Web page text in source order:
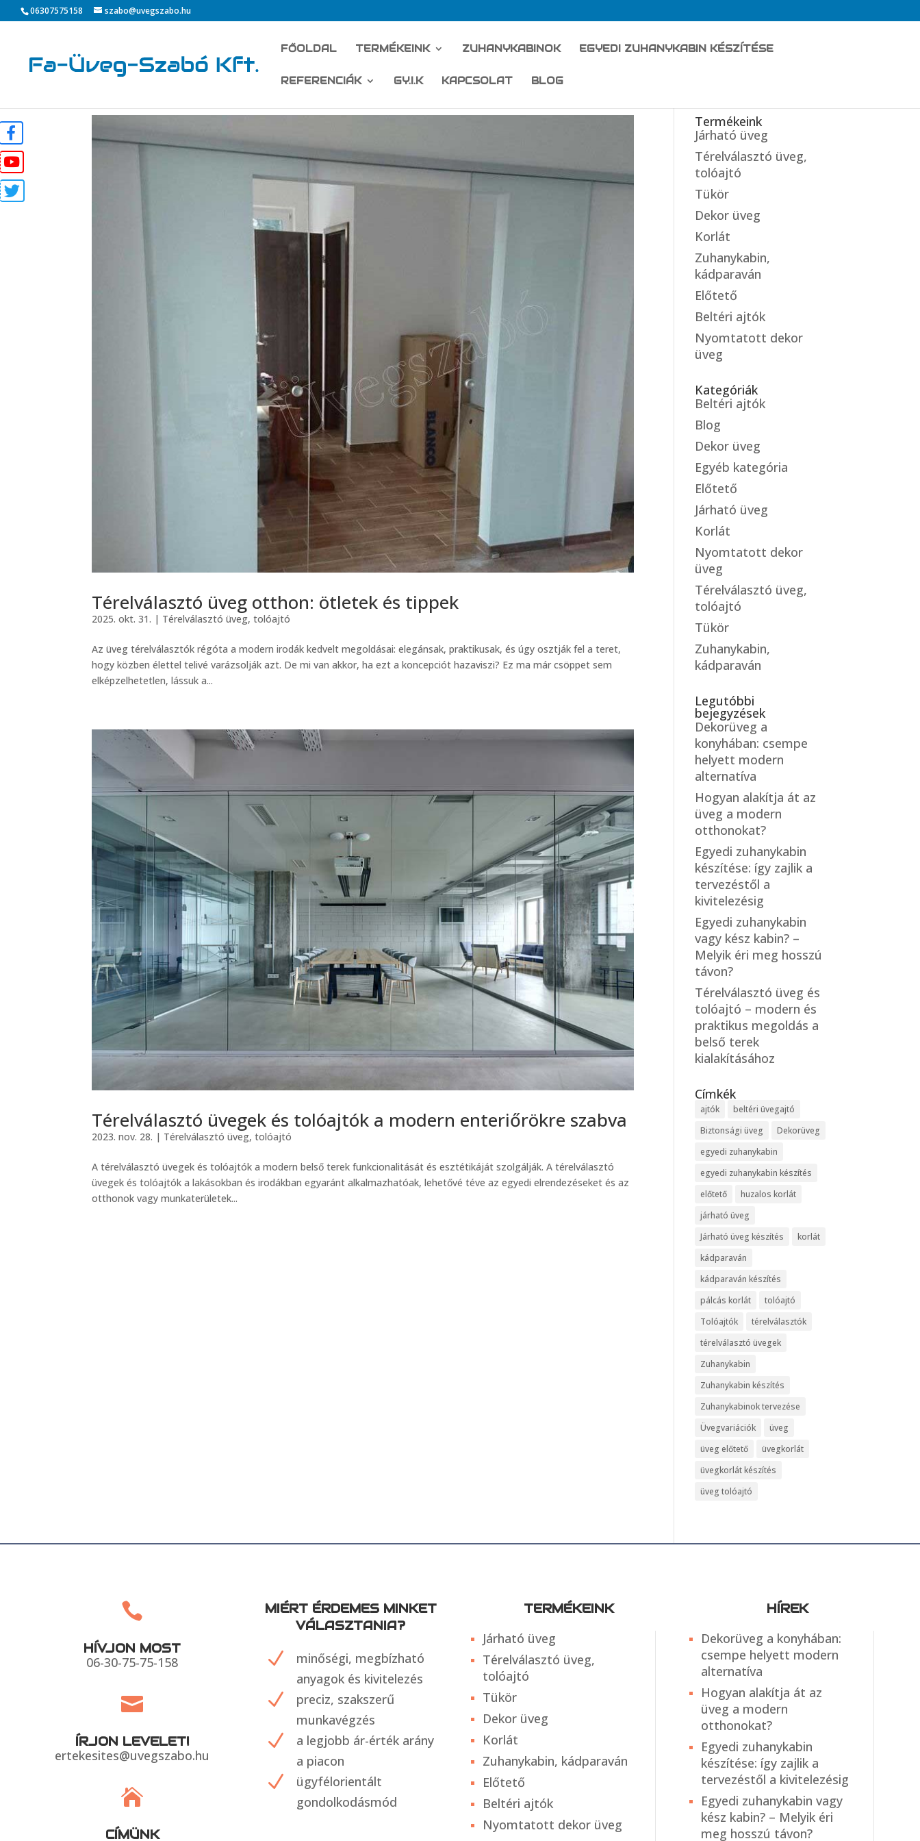
06307575158 szabo@uvegszabo.hu
FŐOLDAL TERMÉKEINK ZUHANYKABINOK EGYEDI ZUHANYKABIN KÉSZÍTÉSE
REFERENCIÁK GY.I.K KAPCSOLAT BLOG
Térelválasztó üveg otthon: ötletek és tippek
2025. okt. 31. | Térelválasztó üveg, tolóajtó
Az üveg térelválasztók régóta a modern irodák kedvelt megoldásai: elegánsak, praktikusak, és úgy osztják fel a teret,
hogy közben élettel telivé varázsolják azt. De mi van akkor, ha ezt a koncepciót hazaviszi? Ez ma már csöppet sem
elképzelhetetlen, lássuk a...
Térelválasztó üvegek és tolóajtók a modern enteriőrökre szabva
2023. nov. 28. | Térelválasztó üveg, tolóajtó
A térelválasztó üvegek és tolóajtók a modern belső terek funkcionalitását és esztétikáját szolgálják. A térelválasztó
üvegek és tolóajtók a lakásokban és irodákban egyaránt alkalmazhatóak, lehetővé téve az egyedi elrendezéseket és az
otthonok vagy munkaterületek...
Termékeink
Járható üveg
Térelválasztó üveg,
tolóajtó
Tükör
Dekor üveg
Korlát
Zuhanykabin,
kádparaván
Előtető
Beltéri ajtók
Nyomtatott dekor
üveg
Kategóriák
Beltéri ajtók
Blog
Dekor üveg
Egyéb kategória
Előtető
Járható üveg
Korlát
Nyomtatott dekor
üveg
Térelválasztó üveg,
tolóajtó
Tükör
Zuhanykabin,
kádparaván
Legutóbbi
bejegyzések
Dekorüveg a
konyhában: csempe
helyett modern
alternatíva
Hogyan alakítja át az
üveg a modern
otthonokat?
Egyedi zuhanykabin
készítése: így zajlik a
tervezéstől a
kivitelezésig
Egyedi zuhanykabin
vagy kész kabin? –
Melyik éri meg hosszú
távon?
Térelválasztó üveg és
tolóajtó – modern és
praktikus megoldás a
belső terek
kialakításához
Címkék
ajtók
beltéri üvegajtó
Biztonsági üveg
Dekorüveg
egyedi zuhanykabin
egyedi zuhanykabin készítés
előtető
huzalos korlát
járható üveg
Járható üveg készítés
korlát
kádparaván
kádparaván készítés
pálcás korlát
tolóajtó
Tolóajtók
térelválasztók
térelválasztó üvegek
Zuhanykabin
Zuhanykabin készítés
Zuhanykabinok tervezése
Üvegvariációk
üveg
üveg előtető
üvegkorlát
üvegkorlát készítés
üveg tolóajtó

HÍVJON MOST
06-30-75-75-158

ÍRJON LEVELET!
ertekesites@uvegszabo.hu

CÍMÜNK
MIÉRT ÉRDEMES MINKET
VÁLASZTANIA?
N
minőségi, megbízható
anyagok és kivitelezés
N
preciz, szakszerű
munkavégzés
N
a legjobb ár-érték arány
a piacon
N
ügyfélorientált
gondolkodásmód
TERMÉKEINK
Járható üveg
Térelválasztó üveg,
tolóajtó
Tükör
Dekor üveg
Korlát
Zuhanykabin, kádparaván
Előtető
Beltéri ajtók
Nyomtatott dekor üveg
HÍREK
Dekorüveg a konyhában:
csempe helyett modern
alternatíva
Hogyan alakítja át az
üveg a modern
otthonokat?
Egyedi zuhanykabin
készítése: így zajlik a
tervezéstől a kivitelezésig
Egyedi zuhanykabin vagy
kész kabin? – Melyik éri
meg hosszú távon?